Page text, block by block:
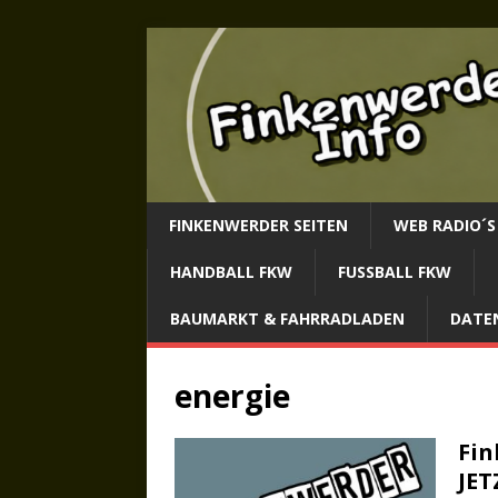
FINKENWERDER SEITEN WEB RADIO´S
HANDBALL FKW FUSSBALL FKW
BAUMARKT & FAHRRADLADEN
energie